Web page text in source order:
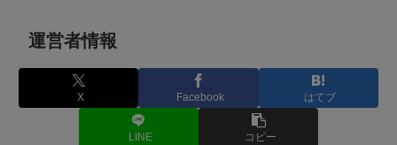
運営者情報
X Facebook はてブ
LINE コピー